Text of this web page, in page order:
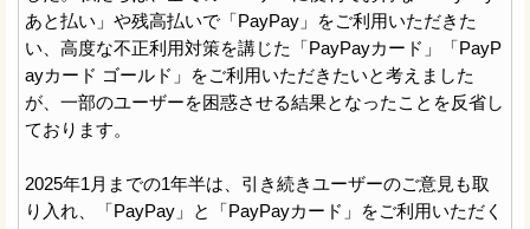
あと払い」や残高払いで「PayPay」をご利用いただきた
い、高度な不正利用対策を講じた「PayPayカード」「PayP
ayカード ゴールド」をご利用いただきたいと考えました
が、一部のユーザーを困惑させる結果となったことを反省し
ております。
2025年1月までの1年半は、引き続きユーザーのご意見も取
り入れ、「PayPay」と「PayPayカード」をご利用いただく